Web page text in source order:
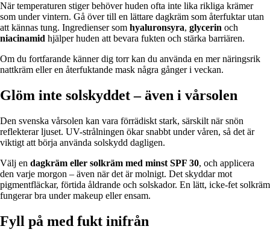
När temperaturen stiger behöver huden ofta inte lika rikliga krämer
som under vintern. Gå över till en lättare dagkräm som återfuktar utan
att kännas tung. Ingredienser som hyaluronsyra, glycerin och
niacinamid hjälper huden att bevara fukten och stärka barriären.
Om du fortfarande känner dig torr kan du använda en mer näringsrik
nattkräm eller en återfuktande mask några gånger i veckan.
Glöm inte solskyddet – även i vårsolen
Den svenska vårsolen kan vara förrädiskt stark, särskilt när snön
reflekterar ljuset. UV-strålningen ökar snabbt under våren, så det är
viktigt att börja använda solskydd dagligen.
Välj en dagkräm eller solkräm med minst SPF 30, och applicera
den varje morgon – även när det är molnigt. Det skyddar mot
pigmentfläckar, förtida åldrande och solskador. En lätt, icke-fet solkräm
fungerar bra under makeup eller ensam.
Fyll på med fukt inifrån